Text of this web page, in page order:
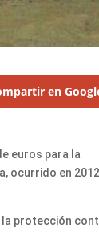
en
euros para la
ocurrido en
protección